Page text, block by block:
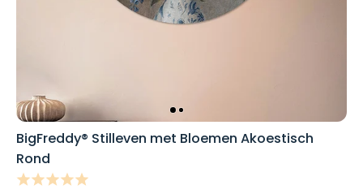
BigFreddy® Stilleven met Bloemen Akoestisch
Rond